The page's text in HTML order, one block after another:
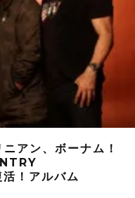
アン、ボーナム！
！アルバム